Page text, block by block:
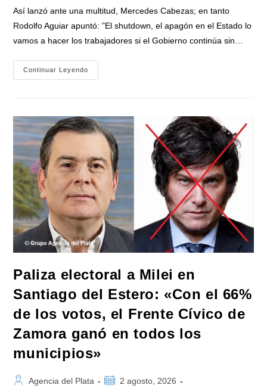
la
Así lanzó ante una multitud, Mercedes Cabezas; en tanto
Rodolfo Aguiar apuntó: "El shutdown, el apagón en el Estado lo
vamos a hacer los trabajadores si el Gobierno continúa sin…
Continuar Leyendo
Hasta
De
Economía,
A
Decirle
A
Luis
Caputo
Que
Nuestros
Pibes
Nuestras
Pibas
No
Pueden
Seguir
Yendo
La
Escuela
Con
Hambre»
Paliza electoral a Milei en
Santiago del Estero: «Con el 66%
de los votos, el Frente Cívico de
Zamora ganó en todos los
municipios»
AutorAgencia del Plata
Publicación
2 agosto, 2026